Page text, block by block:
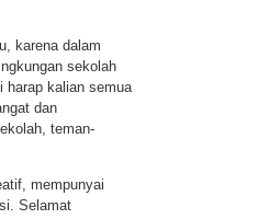
karena dalam
sekolah
harap kalian semua
dan
teman-
mempunyai
Selamat